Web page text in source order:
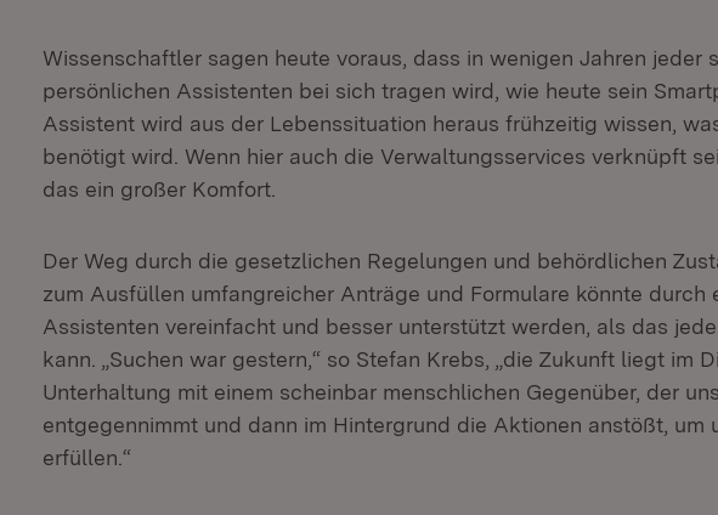
Wissenschaftler sagen heute voraus, dass in wenigen Jahren jeder
persönlichen Assistenten bei sich tragen wird, wie heute sein
Assistent wird aus der Lebenssituation heraus frühzeitig wissen,
benötigt wird. Wenn hier auch die Verwaltungsservices verknüpft
das ein großer Komfort.
Der Weg durch die gesetzlichen Regelungen und behördlichen
zum Ausfüllen umfangreicher Anträge und Formulare könnte durch
Assistenten vereinfacht und besser unterstützt werden, als das
kann. „Suchen war gestern,“ so Stefan Krebs, „die Zukunft liegt im
Unterhaltung mit einem scheinbar menschlichen Gegenüber, der
entgegennimmt und dann im Hintergrund die Aktionen anstößt, um
erfüllen.“